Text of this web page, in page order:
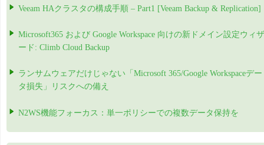
Veeam HAクラスタの構成手順 – Part1 [Veeam Backup & Replication]
Microsoft365 および Google Workspace 向けの新ドメイン設定ウィザ
ード: Climb Cloud Backup
ランサムウェアだけじゃない「Microsoft 365/Google Workspaceデー
タ損失」リスクへの備え
N2WS機能フォーカス：単一ポリシーでの複数データ保持を